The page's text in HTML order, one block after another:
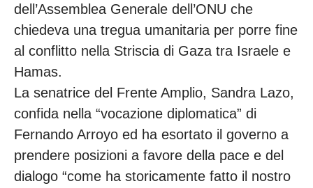
dell’Assemblea Generale dell’ONU che
chiedeva una tregua umanitaria per porre fine
al conflitto nella Striscia di Gaza tra Israele e
Hamas.
La senatrice del Frente Amplio, Sandra Lazo,
confida nella “vocazione diplomatica” di
Fernando Arroyo ed ha esortato il governo a
prendere posizioni a favore della pace e del
dialogo “come ha storicamente fatto il nostro